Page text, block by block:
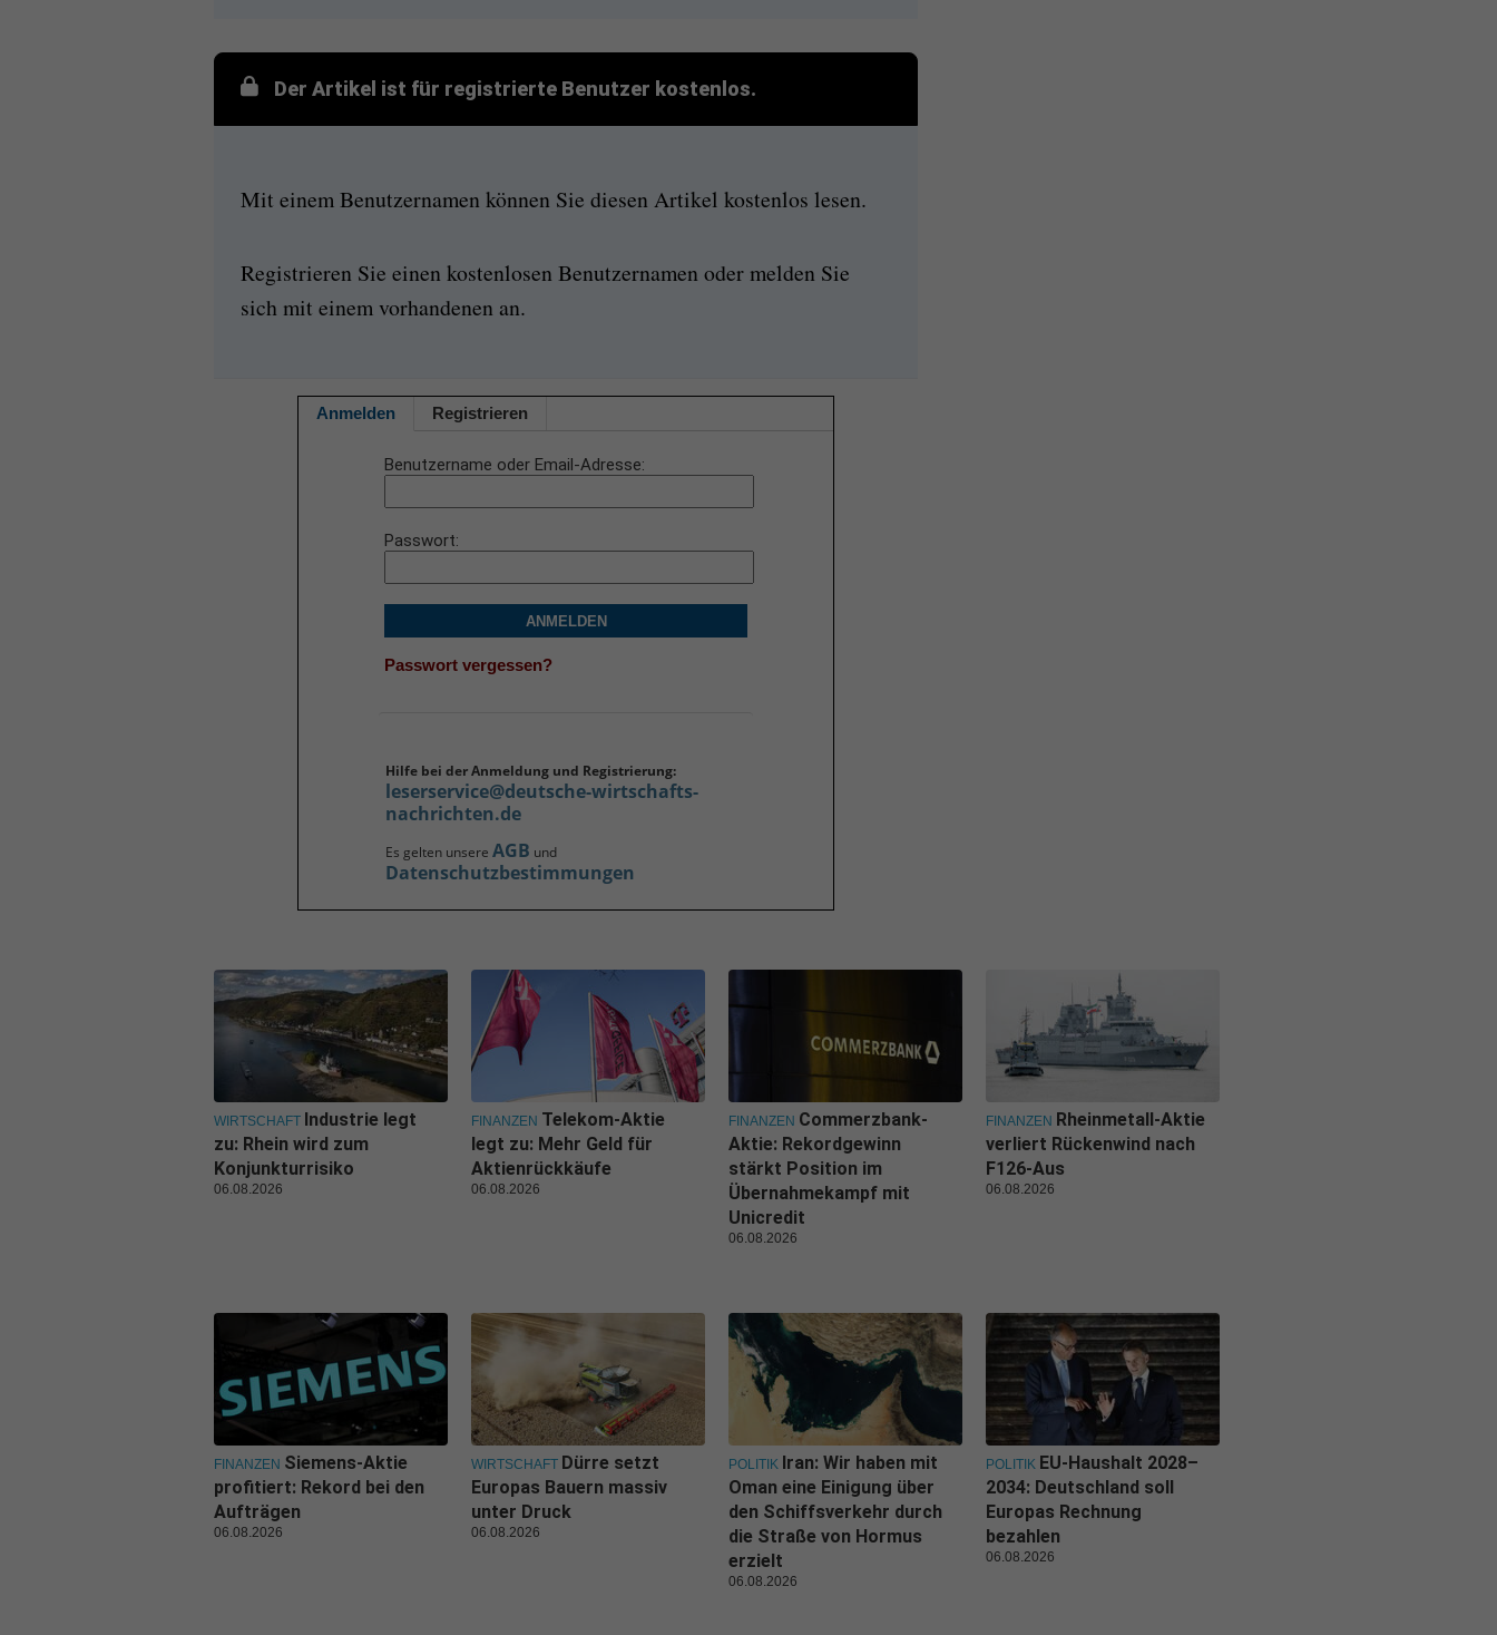
Der Artikel ist für registrierte Benutzer kostenlos.
Mit einem Benutzernamen können Sie diesen Artikel kostenlos lesen.
Registrieren Sie einen kostenlosen Benutzernamen oder melden Sie
sich mit einem vorhandenen an.
Anmelden Registrieren
Benutzername oder Email-Adresse
Passwort
ANMELDEN
Passwort vergessen?
Hilfe bei der Anmeldung und Registrierung:
leserservice@deutsche-wirtschafts-
nachrichten.de
Es gelten unsere AGB und
Datenschutzbestimmungen
WIRTSCHAFT Industrie legt
zu: Rhein wird zum
Konjunkturrisiko
06.08.2026
FINANZEN Telekom-Aktie
legt zu: Mehr Geld für
Aktienrückkäufe
06.08.2026
FINANZEN Commerzbank-
Aktie: Rekordgewinn
stärkt Position im
Übernahmekampf mit
Unicredit
06.08.2026
FINANZEN Rheinmetall-Aktie
verliert Rückenwind nach
F126-Aus
06.08.2026
FINANZEN Siemens-Aktie
profitiert: Rekord bei den
Aufträgen
06.08.2026
WIRTSCHAFT Dürre setzt
Europas Bauern massiv
unter Druck
06.08.2026
POLITIK Iran: Wir haben mit
Oman eine Einigung über
den Schiffsverkehr durch
die Straße von Hormus
erzielt
06.08.2026
POLITIK EU-Haushalt 2028–
2034: Deutschland soll
Europas Rechnung
bezahlen
06.08.2026